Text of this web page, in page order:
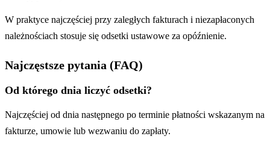
W praktyce najczęściej przy zaległych fakturach i niezapłaconych
należnościach stosuje się odsetki ustawowe za opóźnienie.
Najczęstsze pytania (FAQ)
Od którego dnia liczyć odsetki?
Najczęściej od dnia następnego po terminie płatności wskazanym na
fakturze, umowie lub wezwaniu do zapłaty.